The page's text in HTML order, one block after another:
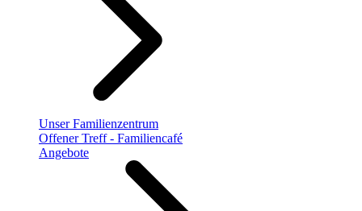
Unser Familienzentrum
Offener Treff - Familiencafé
Angebote